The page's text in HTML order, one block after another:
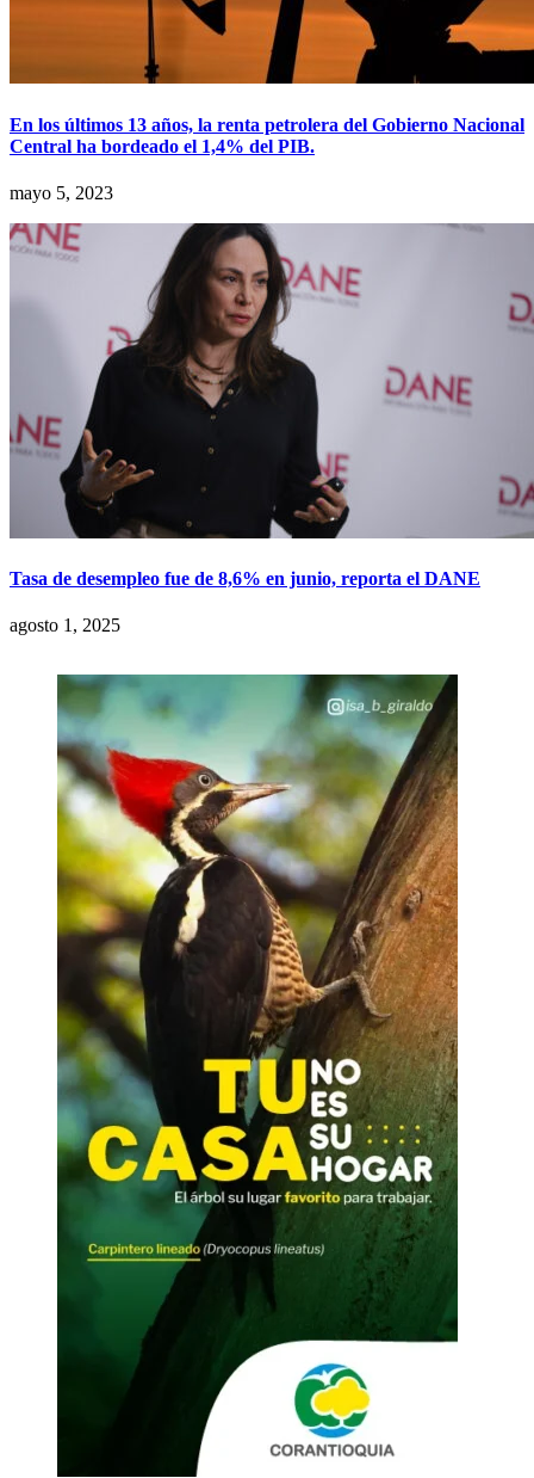
En los últimos 13 años, la renta petrolera del Gobierno Nacional
Central ha bordeado el 1,4% del PIB.
mayo 5, 2023
Tasa de desempleo fue de 8,6% en junio, reporta el DANE
agosto 1, 2025